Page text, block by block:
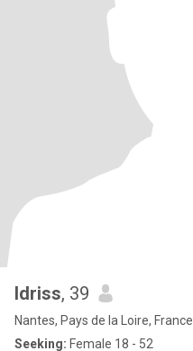
Idriss, 39
Nantes, Pays de la Loire, France
Seeking: Female 18 - 52